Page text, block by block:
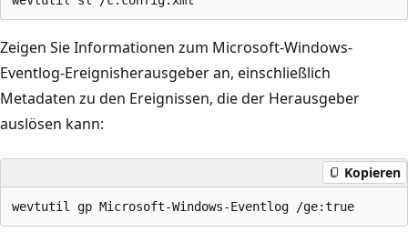
Zeigen Sie Informationen zum Microsoft-Windows-
Eventlog-Ereignisherausgeber an, einschließlich
Metadaten zu den Ereignissen, die der Herausgeber
auslösen kann:
Kopieren